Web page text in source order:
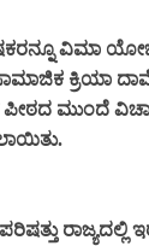
ವಿಮಾ
ಕ್ರಿಯಾ
ಮುಂದೆ
ರಾಜ್ಯದಲ್ಲಿ